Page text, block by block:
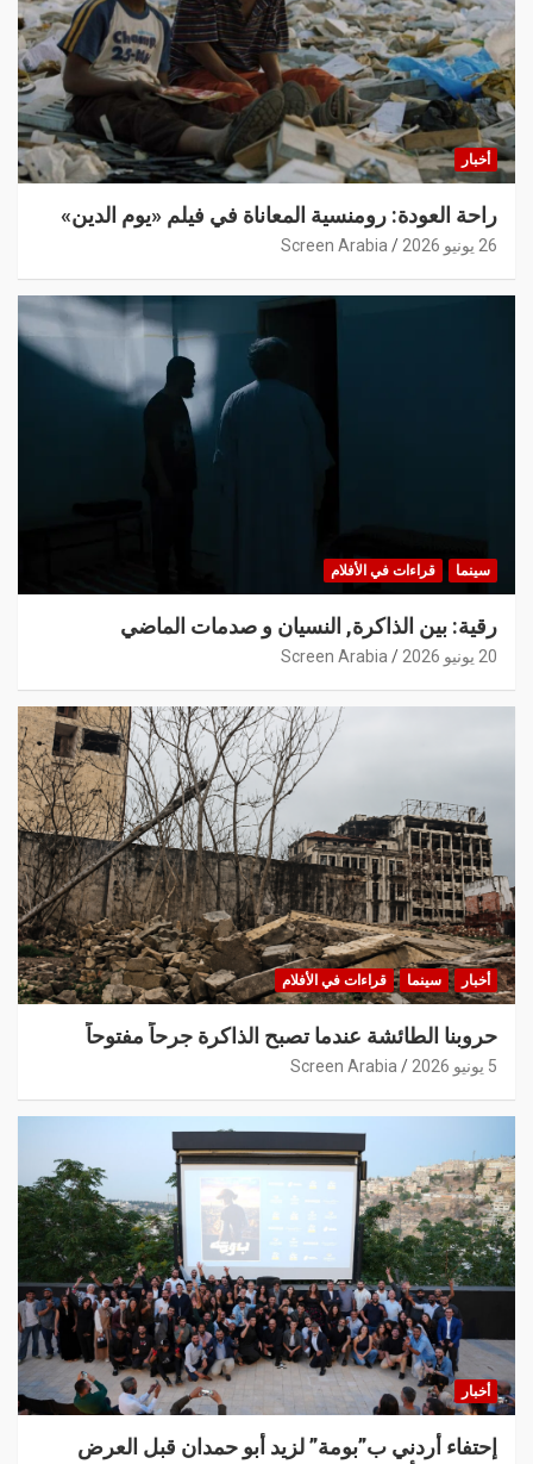
أخبار
راحة العودة: رومنسية المعاناة في فيلم «يوم الدين»
26 يونيو 2026 Screen Arabia
سينما قراءات في الأفلام
رقية: بين الذاكرة, النسيان و صدمات الماضي
20 يونيو 2026 Screen Arabia
أخبار سينما قراءات في الأفلام
حروبنا الطائشة عندما تصبح الذاكرة جرحاً مفتوحاً
5 يونيو 2026 Screen Arabia
أخبار
إحتفاء أردني ب”بومة” لزيد أبو حمدان قبل العرض